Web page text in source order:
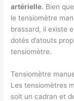
artérielle. Bien
le tensiomètre
brassard, il existe
dotés d’atouts
tensiomètre.
Tensiomètre
Les tensiomètres
soit un cadran et